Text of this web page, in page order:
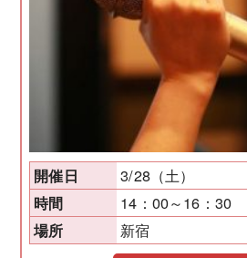
開催日 3/28（土）
時間 14：00～16：30
場所 新宿